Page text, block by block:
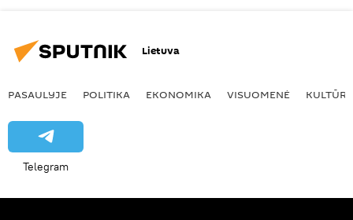
Lietuva
PASAULYJE POLITIKA EKONOMIKA VISUOMENĖ KULTŪRA
Telegram